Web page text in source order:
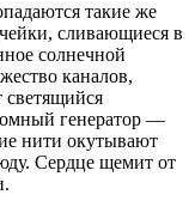
такие же
сливающиеся в
солнечной
каналов,
генератор —
нити окутывают
Сердце щемит от